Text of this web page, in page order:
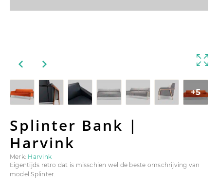
+5
Splinter Bank |
Harvink
Merk: Harvink
Eigentijds retro dat is misschien wel de beste omschrijving van
model Splinter.